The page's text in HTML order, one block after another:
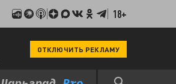
18+
ОТКЛЮЧИТЬ РЕКЛАМУ